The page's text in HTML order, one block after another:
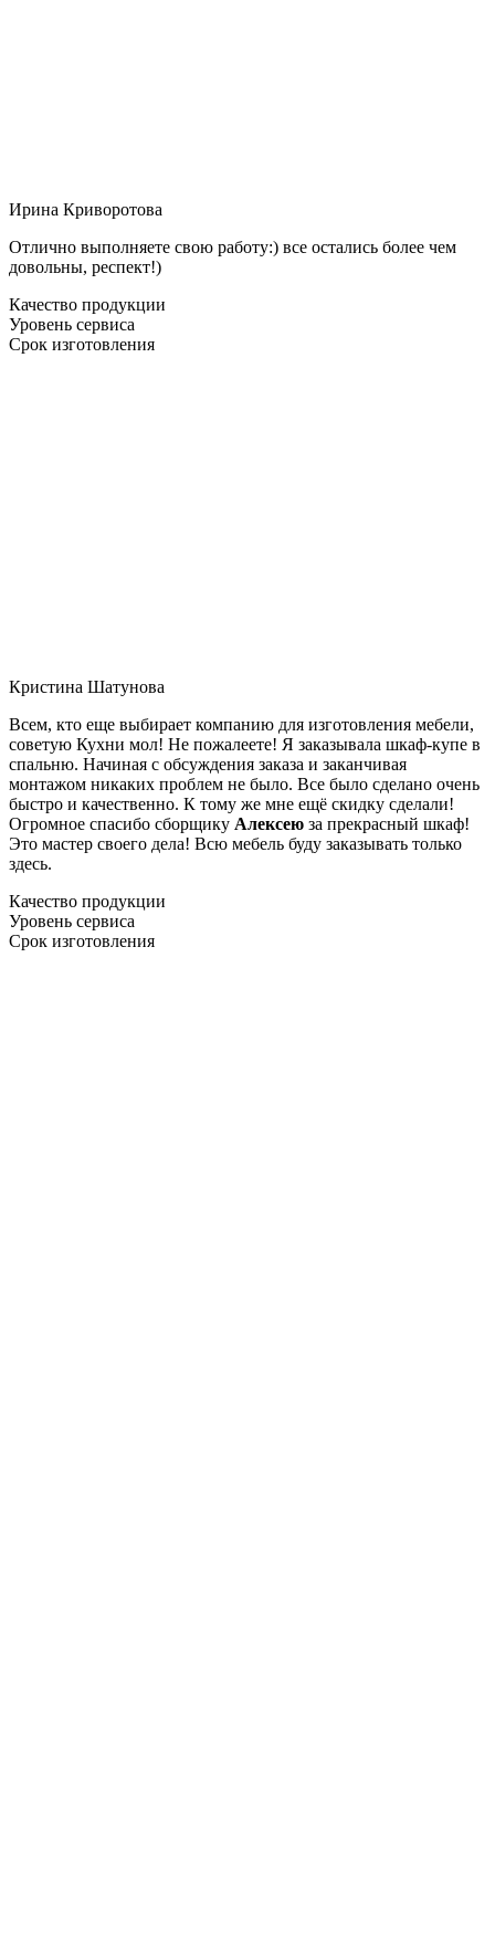
Ирина Криворотова
Отлично выполняете свою работу:) все остались более чем
довольны, респект!)
Качество продукции
Уровень сервиса
Срок изготовления
Кристина Шатунова
Всем, кто еще выбирает компанию для изготовления мебели,
советую Кухни мол! Не пожалеете! Я заказывала шкаф-купе в
спальню. Начиная с обсуждения заказа и заканчивая
монтажом никаких проблем не было. Все было сделано очень
быстро и качественно. К тому же мне ещё скидку сделали!
Огромное спасибо сборщику Алексею за прекрасный шкаф!
Это мастер своего дела! Всю мебель буду заказывать только
здесь.
Качество продукции
Уровень сервиса
Срок изготовления